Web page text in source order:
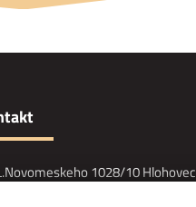
1028/10 Hlohovec